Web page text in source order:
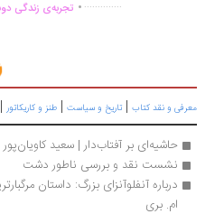
تجربه‌ی زندگی دوباره ..............
و نقد کتاب|تاریخ و سیاست |طنز و کاریکاتور |
حاشیه‌ای بر آفتاب‌دار | سعید کاویان‌پور
نشست نقد و بررسی ناطور دشت